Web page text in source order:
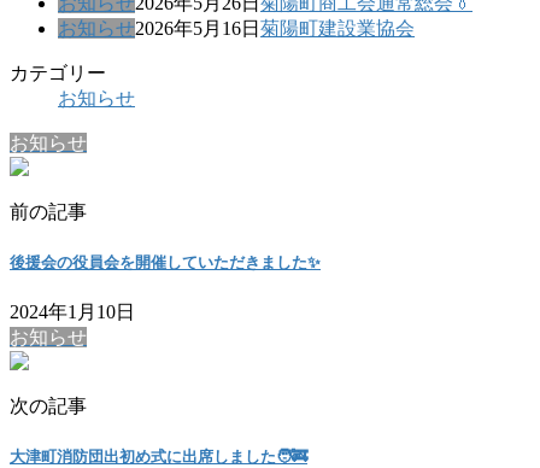
お知らせ2026年5月16日 菊陽町建設業協会
カテゴリー
お知らせ
お知らせ
前の記事
後援会の役員会を開催していただきました✨
2024年1月10日
お知らせ
次の記事
大津町消防団出初め式に出席しました🧑‍🚒